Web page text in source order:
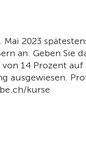
2023
an. Geben
14 Prozent
ausgewiesen.
kurse